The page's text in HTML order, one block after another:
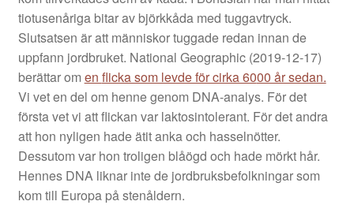
tiotusenåriga bitar av björkkåda med tuggavtryck.
Slutsatsen är att människor tuggade redan innan de
uppfann jordbruket. National Geographic (2019-12-17)
berättar om en flicka som levde för cirka 6000 år sedan.
Vi vet en del om henne genom DNA-analys. För det
första vet vi att flickan var laktosintolerant. För det andra
att hon nyligen hade ätit anka och hasselnötter.
Dessutom var hon troligen blåögd och hade mörkt hår.
Hennes DNA liknar inte de jordbruksbefolkningar som
kom till Europa på stenåldern.